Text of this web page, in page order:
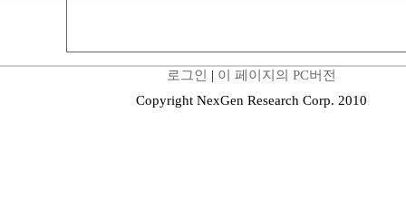
로그인 | 이 페이지의 PC버전
Copyright NexGen Research Corp. 2010